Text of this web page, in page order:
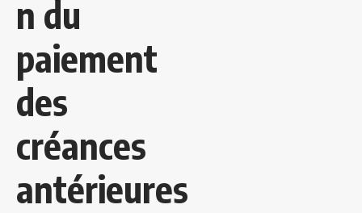
n du
paiement
des
créances
antérieures